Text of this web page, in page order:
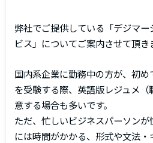
弊社でご提供している「デジマー
ビス」についてご案内させて頂き
国内系企業に勤務中の方が、初
を受験する際、英語版レジュメ
意する場合も多いです。
ただ、忙しいビジネスパーソン
には時間がかかる、形式や文法